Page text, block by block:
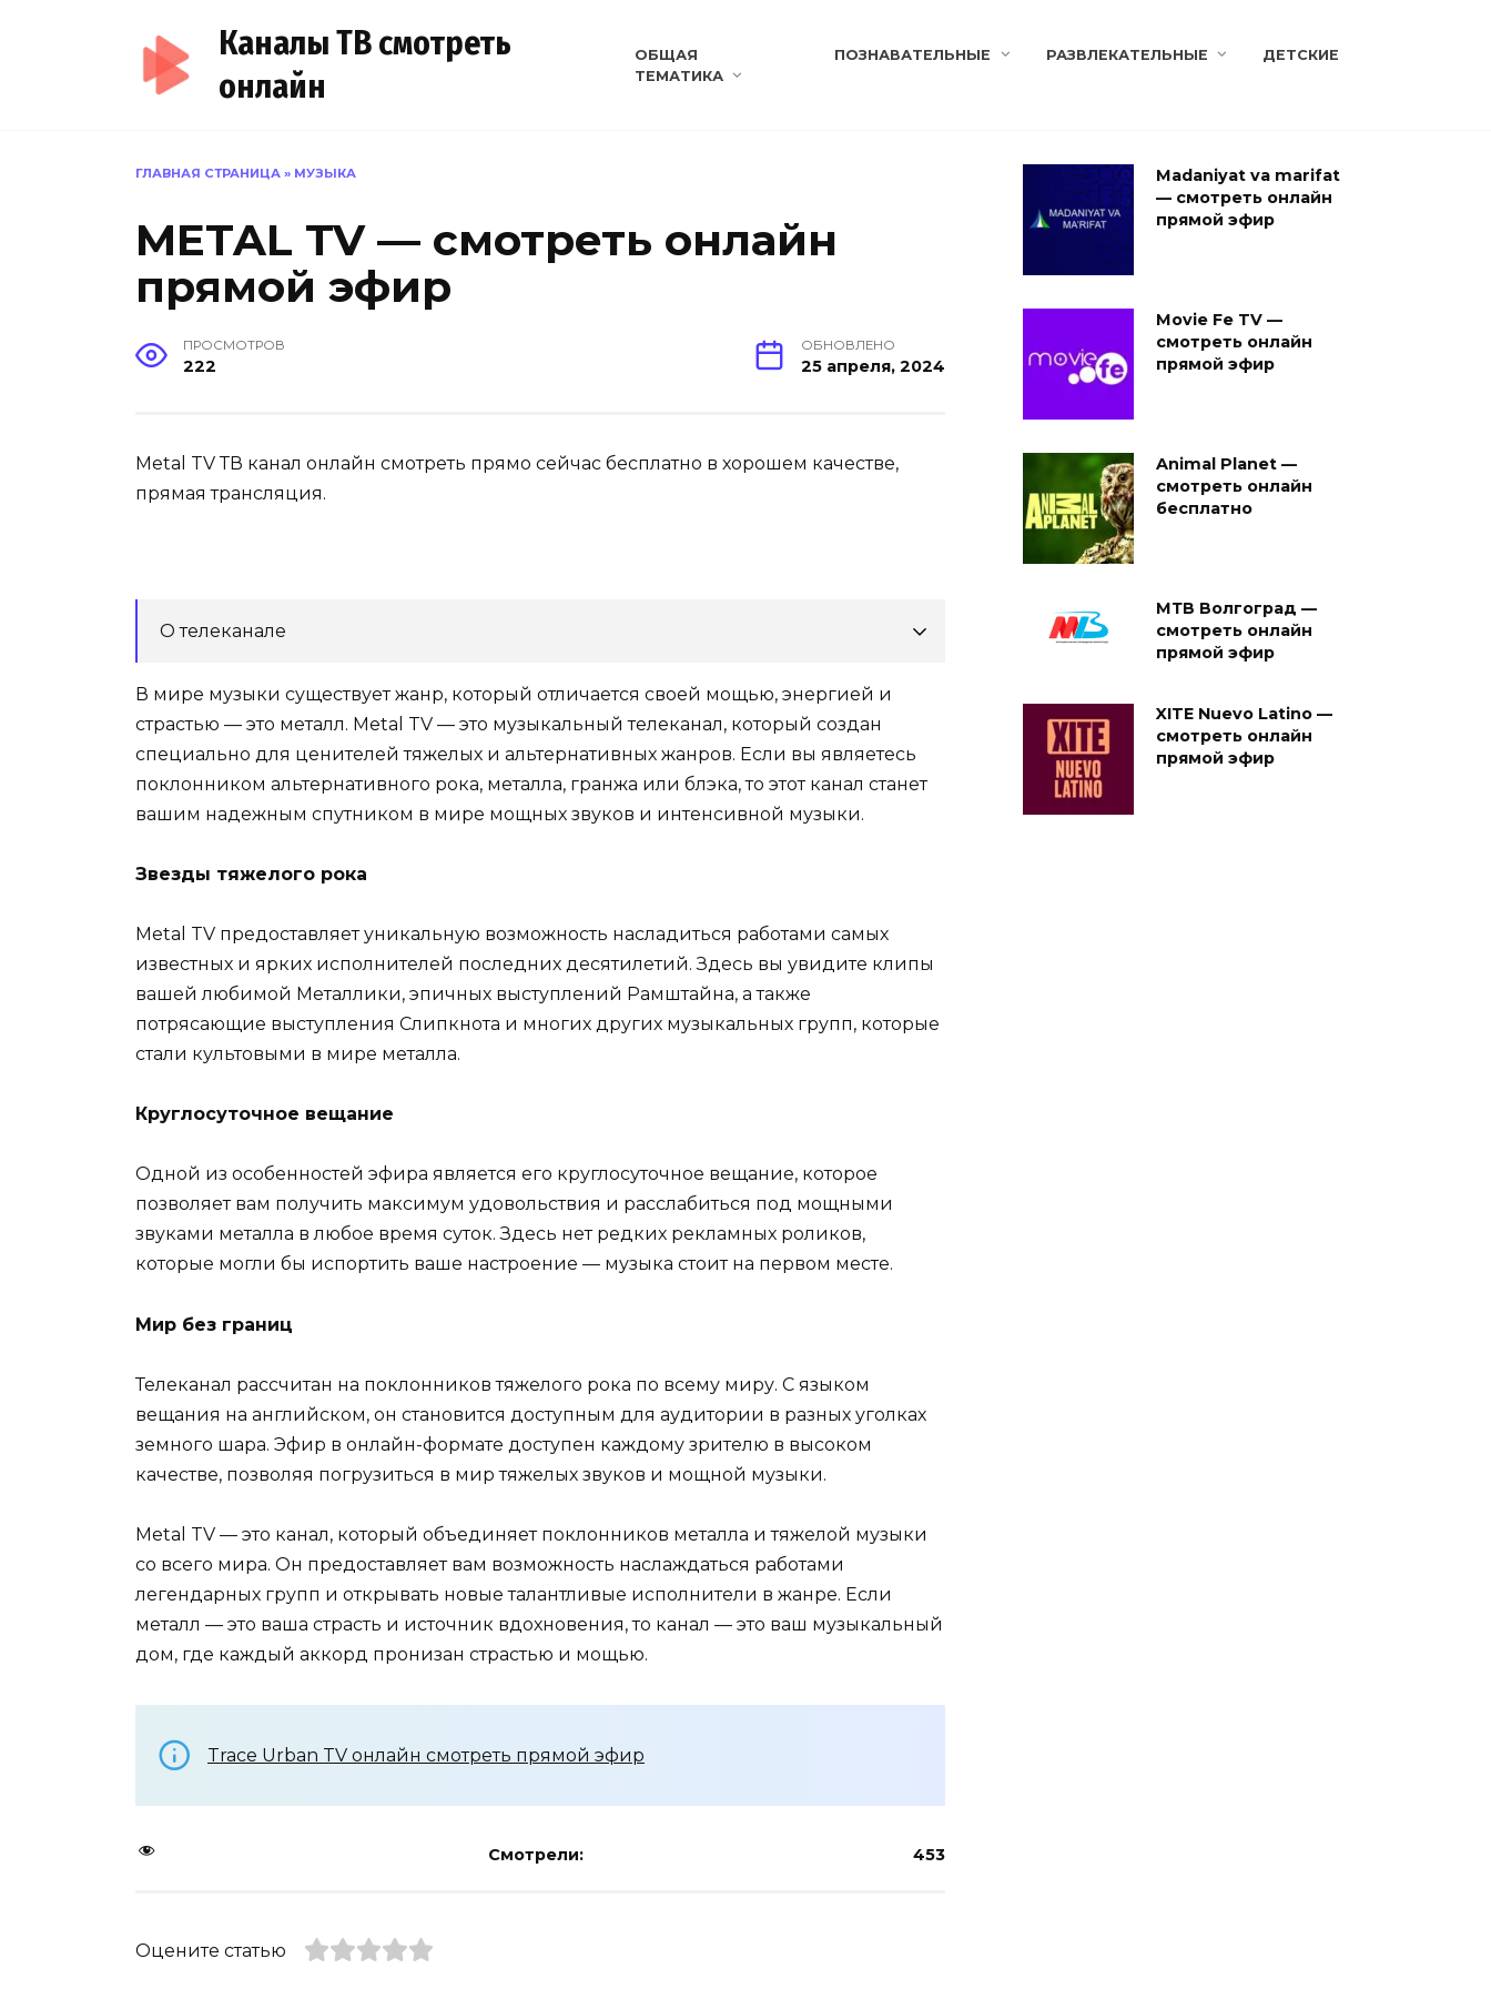
Каналы ТВ смотреть
онлайн
ОБЩАЯ
ТЕМАТИКА
ПОЗНАВАТЕЛЬНЫЕ РАЗВЛЕКАТЕЛЬНЫЕ ДЕТСКИЕ
ГЛАВНАЯ СТРАНИЦА » МУЗЫКА
METAL TV — смотреть онлайн
прямой эфир
ПРОСМОТРОВ
222
ОБНОВЛЕНО
25 апреля, 2024
Metal TV ТВ канал онлайн смотреть прямо сейчас бесплатно в хорошем качестве,
прямая трансляция.
О телеканале
В мире музыки существует жанр, который отличается своей мощью, энергией и
страстью — это металл. Metal TV — это музыкальный телеканал, который создан
специально для ценителей тяжелых и альтернативных жанров. Если вы являетесь
поклонником альтернативного рока, металла, гранжа или блэка, то этот канал станет
вашим надежным спутником в мире мощных звуков и интенсивной музыки.
Звезды тяжелого рока
Metal TV предоставляет уникальную возможность насладиться работами самых
известных и ярких исполнителей последних десятилетий. Здесь вы увидите клипы
вашей любимой Металлики, эпичных выступлений Рамштайна, а также
потрясающие выступления Слипкнота и многих других музыкальных групп, которые
стали культовыми в мире металла.
Круглосуточное вещание
Одной из особенностей эфира является его круглосуточное вещание, которое
позволяет вам получить максимум удовольствия и расслабиться под мощными
звуками металла в любое время суток. Здесь нет редких рекламных роликов,
которые могли бы испортить ваше настроение — музыка стоит на первом месте.
Мир без границ
Телеканал рассчитан на поклонников тяжелого рока по всему миру. С языком
вещания на английском, он становится доступным для аудитории в разных уголках
земного шара. Эфир в онлайн-формате доступен каждому зрителю в высоком
качестве, позволяя погрузиться в мир тяжелых звуков и мощной музыки.
Metal TV — это канал, который объединяет поклонников металла и тяжелой музыки
со всего мира. Он предоставляет вам возможность наслаждаться работами
легендарных групп и открывать новые талантливые исполнители в жанре. Если
металл — это ваша страсть и источник вдохновения, то канал — это ваш музыкальный
дом, где каждый аккорд пронизан страстью и мощью.
Trace Urban TV онлайн смотреть прямой эфир
Смотрели: 453
Оцените статью
Madaniyat va marifat
— смотреть онлайн
прямой эфир
Movie Fe TV —
смотреть онлайн
прямой эфир
Animal Planet —
смотреть онлайн
бесплатно
МТВ Волгоград —
смотреть онлайн
прямой эфир
XITE Nuevo Latino —
смотреть онлайн
прямой эфир